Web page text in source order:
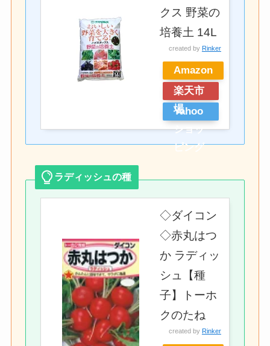
クス 野菜の
培養土 14L
created by Rinker
Amazon
楽天市
場
Yahoo
ショッ
ピング
ラディッシュの種
◇ダイコン
◇赤丸はつ
か ラディッ
シュ【種
子】トーホ
クのたね
created by Rinker